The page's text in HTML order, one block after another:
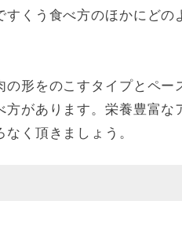
すくう食べ方のほかにど
形をのこすタイプとペ
があります。栄養豊富
く頂きましょう。